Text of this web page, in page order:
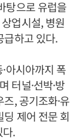
탕으로 유럽을
업시설, 병원
급하고 있다.
아시아까지 폭
터널·선박·방
, 공기조화·유
제어 전문 회
.